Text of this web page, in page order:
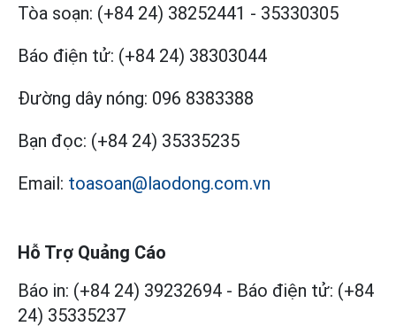
Tòa soạn: (+84 24) 38252441 - 35330305
Báo điện tử: (+84 24) 38303044
Đường dây nóng: 096 8383388
Bạn đọc: (+84 24) 35335235
Email: toasoan@laodong.com.vn
Hỗ Trợ Quảng Cáo
Báo in: (+84 24) 39232694 - Báo điện tử: (+84
24) 35335237